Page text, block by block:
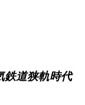
鉄道狭軌時代